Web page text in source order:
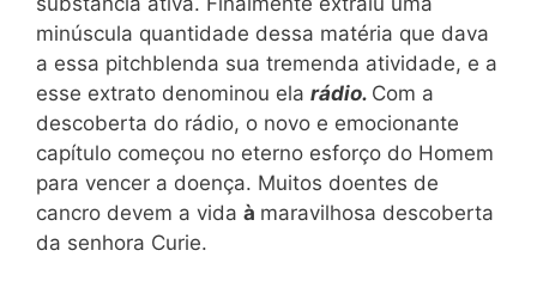
minúscula quantidade dessa matéria que dava
a essa pitchblenda sua tremenda atividade, e a
esse extrato denominou ela rádio. Com a
descoberta do rádio, o novo e emocionante
capítulo começou no eterno esforço do Homem
para vencer a doença. Muitos doentes de
cancro devem a vida à maravilhosa descoberta
da senhora Curie.